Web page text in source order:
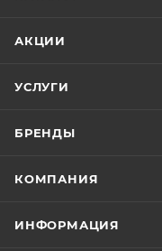
АКЦИИ
УСЛУГИ
БРЕНДЫ
КОМПАНИЯ
ИНФОРМАЦИЯ